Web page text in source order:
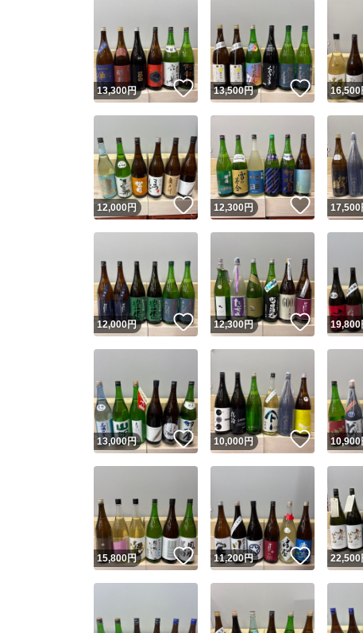
13,300円 いいね！
13,500円 いいね！
16,500
12,000円 いいね！
12,300円 いいね！
17,500
12,000円 いいね！
12,300円 いいね！
19,800
13,000円 いいね！
10,000円 いいね！
10,900
15,800円 いいね！
11,200円 いいね！
22,500